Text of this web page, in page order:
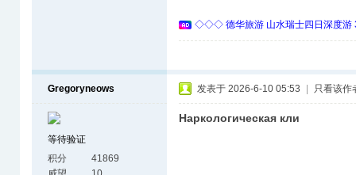
◇◇◇ 德华旅游 山水瑞士四日深度
Gregoryneows
等待验证
积分
41869
发表于 2026-6-10 05:53 只看该作
Наркологическая кли